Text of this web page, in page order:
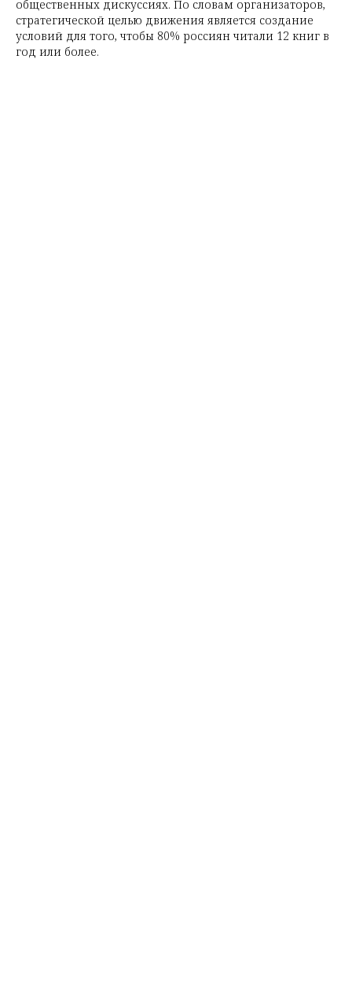
общественных дискуссиях. По словам организаторов,
стратегической целью движения является создание
условий для того, чтобы 80% россиян читали 12 книг в
год или более.